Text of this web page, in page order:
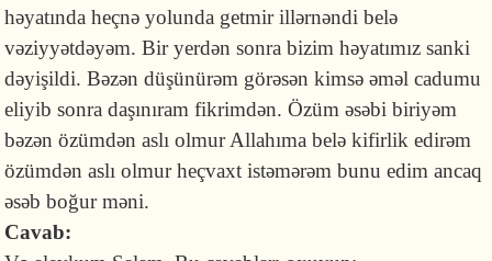
həyatında heçnə yolunda getmir illərnəndi belə
vəziyyətdəyəm. Bir yerdən sonra bizim həyatımız sanki
dəyişildi. Bəzən düşünürəm görəsən kimsə əməl cadumu
eliyib sonra daşınıram fikrimdən. Özüm əsəbi biriyəm
bəzən özümdən aslı olmur Allahıma belə kifirlik edirəm
özümdən aslı olmur heçvaxt istəmərəm bunu edim ancaq
əsəb boğur məni.
Cavab: